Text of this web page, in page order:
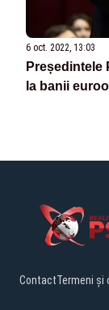
6 oct. 2022, 13:03
Președintele
la banii
ContactTermeni și